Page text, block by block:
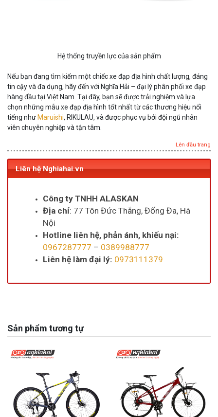
Hệ thống truyền lực của sản phẩm
Nếu bạn đang tìm kiếm một chiếc xe đạp địa hình chất lượng, đáng
tin cậy và đa dụng, hãy đến với Nghĩa Hải – đại lý phân phối xe đạp
hàng đầu tại Việt Nam. Tại đây, bạn sẽ được trải nghiệm và lựa
chọn những mẫu xe đạp địa hình tốt nhất từ các thương hiệu nổi
tiếng như Maruishi, RIKULAU, và được phục vụ bởi đội ngũ nhân
viên chuyên nghiệp và tận tâm.
Lên đầu trang
Liên hệ Nghiahai.vn
Công ty TNHH ALASKAN
Địa chỉ: 77 Tôn Đức Thắng, Đống Đa, Hà
Nội
Hotline liên hệ, phản ánh, khiếu nại:
0967287777 – 0389988777
Liên hệ làm đại lý: 0973111379
Sản phẩm tương tự